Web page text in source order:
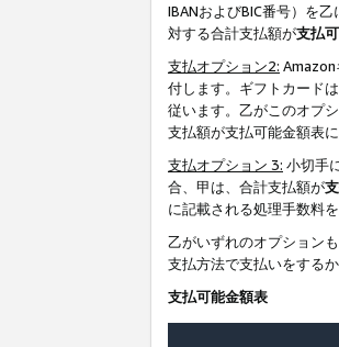
IBANおよびBIC番号）を
対する合計支払額が支払
支払オプション2:
付します。ギフトカード
従います。乙がこのオプ
支払額が支払可能金額表
支払オプション 3: 小切手
合、甲は、合計支払額が
に記載される処理手数料
乙がいずれのオプション
支払方法で支払いをする
支払可能金額表